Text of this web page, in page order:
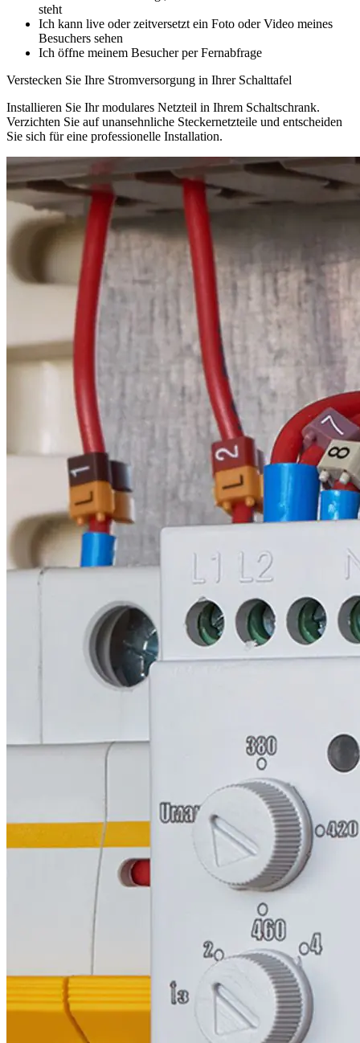
steht
Ich kann live oder zeitversetzt ein Foto oder Video meines
Besuchers sehen
Ich öffne meinem Besucher per Fernabfrage
Verstecken Sie Ihre Stromversorgung in Ihrer Schalttafel
Installieren Sie Ihr modulares Netzteil in Ihrem Schaltschrank.
Verzichten Sie auf unansehnliche Steckernetzteile und entscheiden
Sie sich für eine professionelle Installation.